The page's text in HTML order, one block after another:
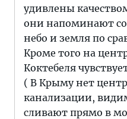
удивлены
они напоминают
небо и земля по
Кроме того на
Коктебеля
( В Крыму нет
канализации,
сливают прямо в